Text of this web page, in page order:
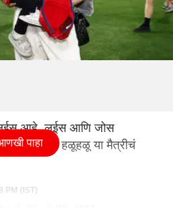
लुईस आहे. लुईस आणि जोस
आहेत. हळूहळू या मैत्रीचं
PM (IST)
पाहा